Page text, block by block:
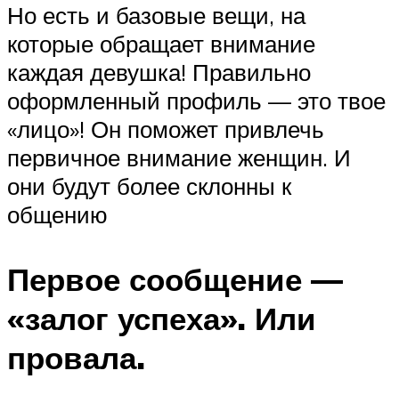
Но есть и базовые вещи, на
которые обращает внимание
каждая девушка! Правильно
оформленный профиль — это твое
«лицо»! Он поможет привлечь
первичное внимание женщин. И
они будут более склонны к
общению
Первое сообщение —
«залог успеха». Или
провала.